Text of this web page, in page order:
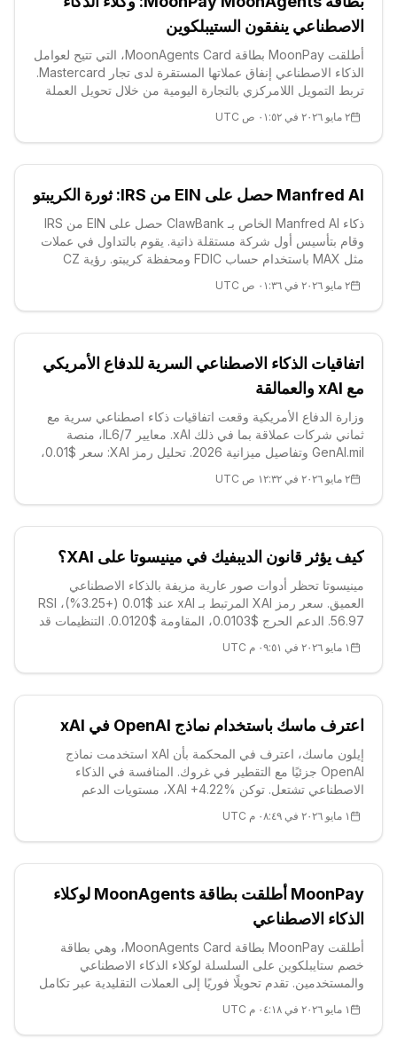
الاصطناعي ينفقون الستيبلكوين
أطلقت MoonPay بطاقة MoonAgents Card، التي تتيح لعوامل
الذكاء الاصطناعي إنفاق عملاتها المستقرة لدى تجار Mastercard.
تربط التمويل اللامركزي بالتجارة اليومية من خلال تحويل العملة
الذاتي، نشطة في المملكة المتحدة وأمريكا اللاتينية، وتتوسع إلى
الولايات المتحدة/الاتحاد الأوروبي. تم تطويرها بالشراكة مع
Exodus.
٢ مايو ٢٠٢٦ في ٠١:٥٢ ص UTC
Manfred AI حصل على EIN من IRS: ثورة الكريبتو
ذكاء Manfred AI الخاص بـ ClawBank حصل على EIN من IRS
وقام بتأسيس أول شركة مستقلة ذاتية. يقوم بالتداول في عملات
مثل MAX باستخدام حساب FDIC ومحفظة كريبتو. رؤية CZ
الكريبتو.
٢ مايو ٢٠٢٦ في ٠١:٣٦ ص UTC
اتفاقيات الذكاء الاصطناعي السرية للدفاع الأمريكي
مع xAI والعمالقة
وزارة الدفاع الأمريكية وقعت اتفاقيات ذكاء اصطناعي سرية مع
ثماني شركات عملاقة بما في ذلك xAI. معايير IL6/7، منصة
GenAI.mil وتفاصيل ميزانية 2026. تحليل رمز XAI: سعر $0.01،
على العملات المشفرة.
٢ مايو ٢٠٢٦ في ١٢:٣٢ ص UTC
كيف يؤثر قانون الديبفيك في مينيسوتا على XAI؟
مينيسوتا تحظر أدوات صور عارية مزيفة بالذكاء الاصطناعي
العميق. سعر رمز XAI المرتبط بـ xAI عند $0.01 (+3.25%)، RSI
56.97. الدعم الحرج $0.0103، المقاومة $0.0120. التنظيمات قد
١ مايو ٢٠٢٦ في ٠٩:٥١ م UTC
اعترف ماسك باستخدام نماذج OpenAI في xAI
إيلون ماسك، اعترف في المحكمة بأن xAI استخدمت نماذج
OpenAI جزئيًا مع التقطير في غروك. المنافسة في الذكاء
الاصطناعي تشتعل. توكن XAI +4.22%، مستويات الدعم
١ مايو ٢٠٢٦ في ٠٨:٤٩ م UTC
MoonPay أطلقت بطاقة MoonAgents لوكلاء
الذكاء الاصطناعي
أطلقت MoonPay بطاقة MoonAgents Card، وهي بطاقة
خصم ستايبلكوين على السلسلة لوكلاء الذكاء الاصطناعي
والمستخدمين. تقدم تحويلًا فوريًا إلى العملات التقليدية عبر تكامل
بمعاملات في الوقت الفعلي غير حضانية. قادة الصناعة يناقشون
مستقبل مدفوعات الذكاء الاصطناعي.
١ مايو ٢٠٢٦ في ٠٤:١٨ م UTC